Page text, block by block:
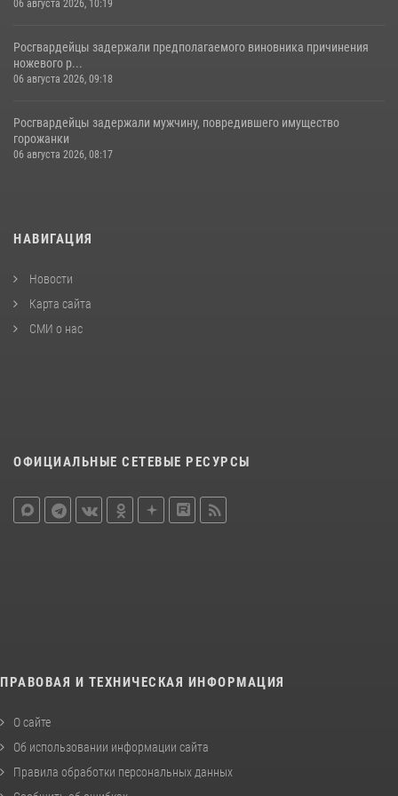
06 августа 2026, 10:19
Росгвардейцы задержали предполагаемого виновника причинения
ножевого р...
06 августа 2026, 09:18
Росгвардейцы задержали мужчину, повредившего имущество
горожанки
06 августа 2026, 08:17
НАВИГАЦИЯ
Новости
Карта сайта
СМИ о нас
ОФИЦИАЛЬНЫЕ СЕТЕВЫЕ РЕСУРСЫ
ПРАВОВАЯ И ТЕХНИЧЕСКАЯ ИНФОРМАЦИЯ
О сайте
Об использовании информации сайта
Правила обработки персональных данных